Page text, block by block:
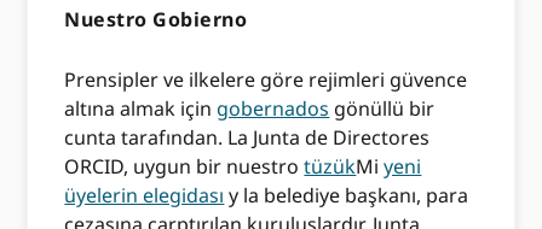
Nuestro Gobierno
Prensipler ve ilkelere göre rejimleri güvence
altına almak için gobernados gönüllü bir
cunta tarafından. La Junta de Directores
ORCID, uygun bir nuestrotüzükMiyeni
üyelerin elegidası y la belediye başkanı, para